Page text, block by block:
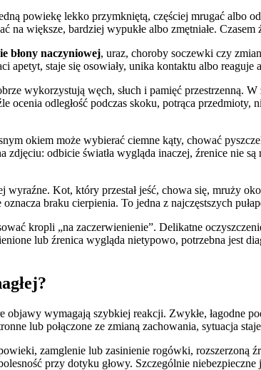
powiekę lekko przymkniętą, częściej mrugać albo
większe, bardziej wypukłe albo zmętniałe.
błony naczyniowej, uraz, choroby soczewki czy
staje się osowiały, unika kontaktu albo
wykorzystują węch, słuch i pamięć przestrzenną.
odległość podczas skoku, potrąca
okiem może wybierać ciemne kąty, chować
odbicie światła wygląda inaczej, źrenice nie
Kot, który przestał jeść, chowa się, mruży
oznacza braku cierpienia. To jedna z najczęstszych
kropli „na zaczerwienienie”. Delikatne
lub źrenica wygląda nietypowo, potrzebna jest
wymagają szybkiej reakcji. Zwykłe, łagodne
lub połączone ze zmianą zachowania, sytuacja
zamglenie lub zasinienie rogówki, rozszerzoną
przy dotyku głowy. Szczególnie